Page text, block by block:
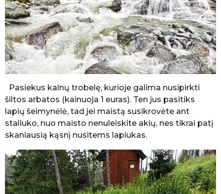
Pasiekus kalnų trobelę, kurioje galima nusipirkti
šiltos arbatos (kainuoja 1 euras). Ten jus pasitiks
lapių šeimynėlė, tad jei maistą susikrovėte ant
staliuko, nuo maisto nenuleiskite akių, nes tikrai patį
skaniausią kąsnį nusitems lapiukas.